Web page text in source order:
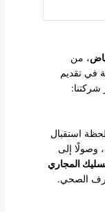
، من
في تقديم
شركتنا:
استقبال
وصولًا إلى
المجاري
الصحي.